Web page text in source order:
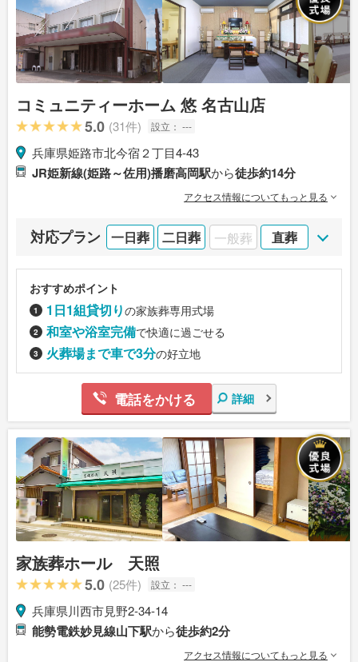
コミュニティーホーム 悠 名古山店
5.0 (31件) 設立： ---
兵庫県姫路市北今宿２丁目4-43
JR姫新線(姫路～佐用)播磨高岡駅から徒歩約14分
アクセス情報についてもっと見る
対応プラン 一日葬 二日葬 一般葬 直葬
おすすめポイント
1日1組貸切りの家族葬専用式場
和室や浴室完備で快適に過ごせる
火葬場まで車で3分の好立地
電話をかける 詳細
家族葬ホール 天照
5.0 (25件) 設立： ---
兵庫県川西市見野2-34-14
能勢電鉄妙見線山下駅から徒歩約2分
アクセス情報についてもっと見る